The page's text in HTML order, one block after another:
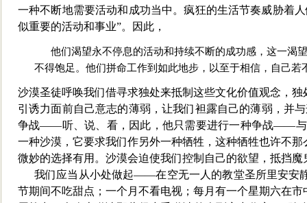
一种不断地需要活动和成功当中。疯狂的生活节奏威胁着
似重要的活动和事业”。因此，
他们渴望永不停息的活动和持续不断的成功感，这一渴
不得饱足。他们拼命工作到如此地步，以至于相信，自己
沙漠圣徒呼唤我们借寻求独处来抵制这些文化价值观念，
引诱力面前自己意志的薄弱，让我们袒露自己的薄弱，并
争战——听、说、看，因此，他只需要进行一种争战——与
一种沙漠，它要求我们作另外一种牺牲，这种牺牲也许不
微妙的选择有用。沙漠会迫使我们控制自己的欲望，抵挡
我们应当从小处做起——在空无一人的教堂圣所里安安
节期间不吃甜点；一个月不看电视；每月有一个星期六在